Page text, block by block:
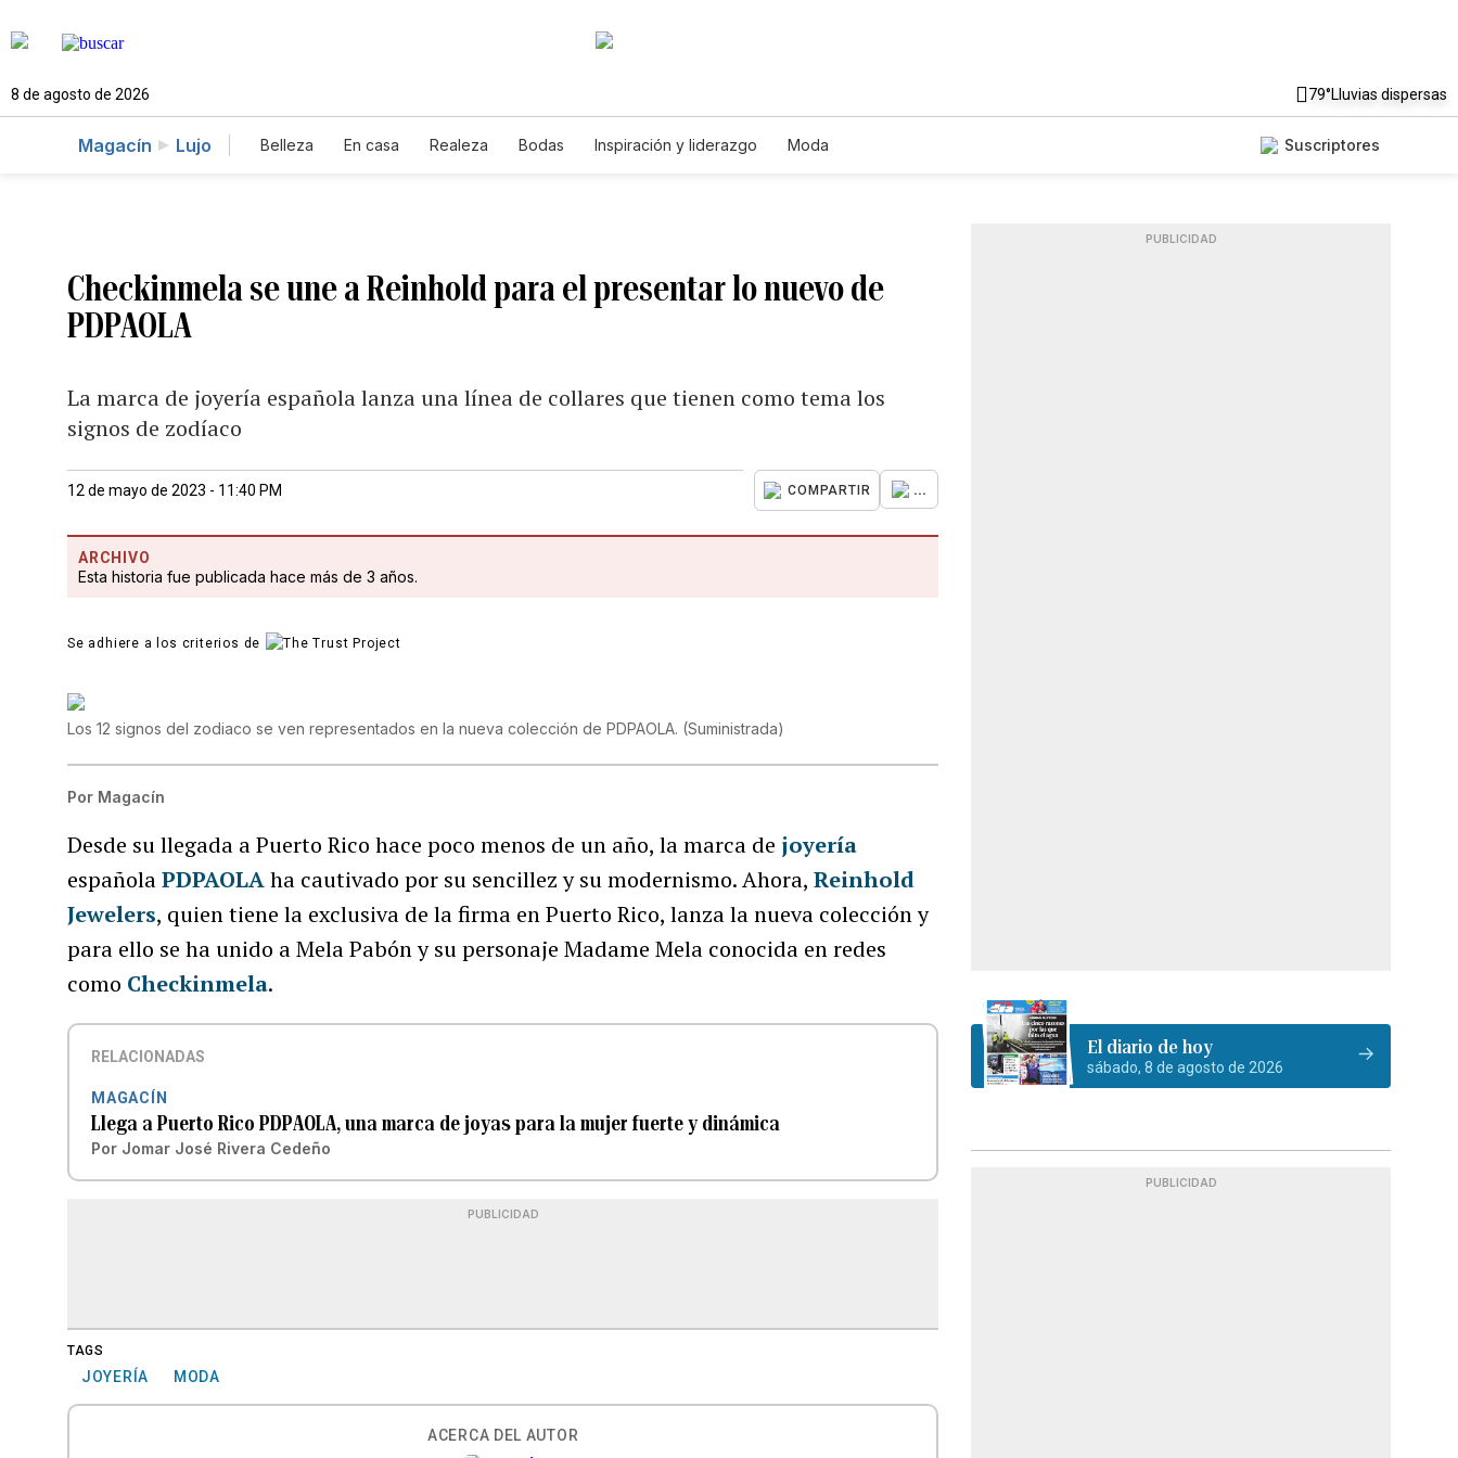
8 de agosto de 2026 79°Lluvias dispersas
Magacín Lujo Belleza En casa Realeza Bodas Inspiración y liderazgo Moda Suscriptores
Checkinmela se une a Reinhold para el presentar lo nuevo de
PDPAOLA
La marca de joyería española lanza una línea de collares que tienen como tema los
signos de zodíaco
12 de mayo de 2023 - 11:40 PM COMPARTIR ...
ARCHIVO
Esta historia fue publicada hace más de 3 años.
Se adhiere a los criterios de
Los 12 signos del zodiaco se ven representados en la nueva colección de PDPAOLA. (Suministrada)
Por Magacín
Desde su llegada a Puerto Rico hace poco menos de un año, la marca de joyería
españolaPDPAOLAha cautivado por su sencillez y su modernismo. Ahora,Reinhold
Jewelers, quien tiene la exclusiva de la firma en Puerto Rico, lanza la nueva colección y
para ello se ha unido a Mela Pabón y su personaje Madame Mela conocida en redes
como Checkinmela.
RELACIONADAS
MAGACÍN
Llega a Puerto Rico PDPAOLA, una marca de joyas para la mujer fuerte y dinámica
Por Jomar José Rivera Cedeño
PUBLICIDAD
TAGS
JOYERÍA MODA
ACERCA DEL AUTOR
PUBLICIDAD
El diario de hoy
sábado, 8 de agosto de 2026
PUBLICIDAD